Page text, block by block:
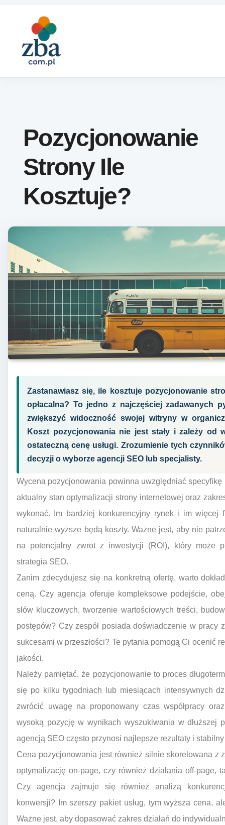
Pozycjonowanie
Strony Ile
Kosztuje?
Zastanawiasz się, ile kosztuje pozycjonowanie
opłacalna? To jedno z najczęściej zadawanych
zwiększyć widoczność swojej witryny w
Koszt pozycjonowania nie jest stały i zależy od
ostateczną cenę usługi. Zrozumienie tych
decyzji o wyborze agencji SEO lub specjalisty.
Wycena pozycjonowania powinna uwzględniać
aktualny stan optymalizacji strony internetowej oraz
wykonać. Im bardziej konkurencyjny rynek i im więcej
naturalnie wyższe będą koszty. Ważne jest, aby nie
na potencjalny zwrot z inwestycji (ROI), który może
strategia SEO.
Zanim zdecydujesz się na konkretną ofertę, warto
ceną. Czy agencja oferuje kompleksowe podejście,
słów kluczowych, tworzenie wartościowych treści,
postępów? Czy zespół posiada doświadczenie w pracy
sukcesami w przeszłości? Te pytania pomogą Ci ocenić
jakości.
Należy pamiętać, że pozycjonowanie to proces
się po kilku tygodniach lub miesiącach intensywnych
zwrócić uwagę na proponowany czas współpracy
wysoką pozycję w wynikach wyszukiwania w dłuższej
agencją SEO często przynosi najlepsze rezultaty i
Cena pozycjonowania jest również silnie skorelowana z
optymalizację on-page, czy również działania off-page,
Czy agencja zajmuje się również analizą
konwersji? Im szerszy pakiet usług, tym wyższa cena,
Ważne jest, aby dopasować zakres działań do